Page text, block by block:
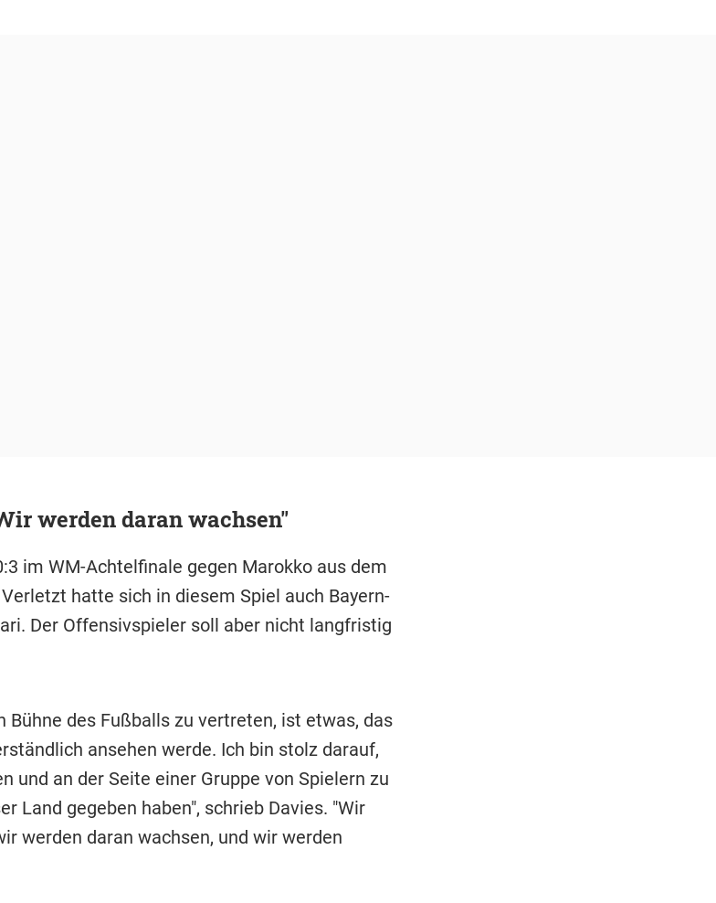
werden daran wachsen"
im WM-Achtelfinale gegen Marokko aus dem
hatte sich in diesem Spiel auch Bayern-
Der Offensivspieler soll aber nicht langfristig
Bühne des Fußballs zu vertreten, ist etwas, das
ansehen werde. Ich bin stolz darauf,
und an der Seite einer Gruppe von Spielern zu
Land gegeben haben", schrieb Davies. "Wir
werden daran wachsen, und wir werden